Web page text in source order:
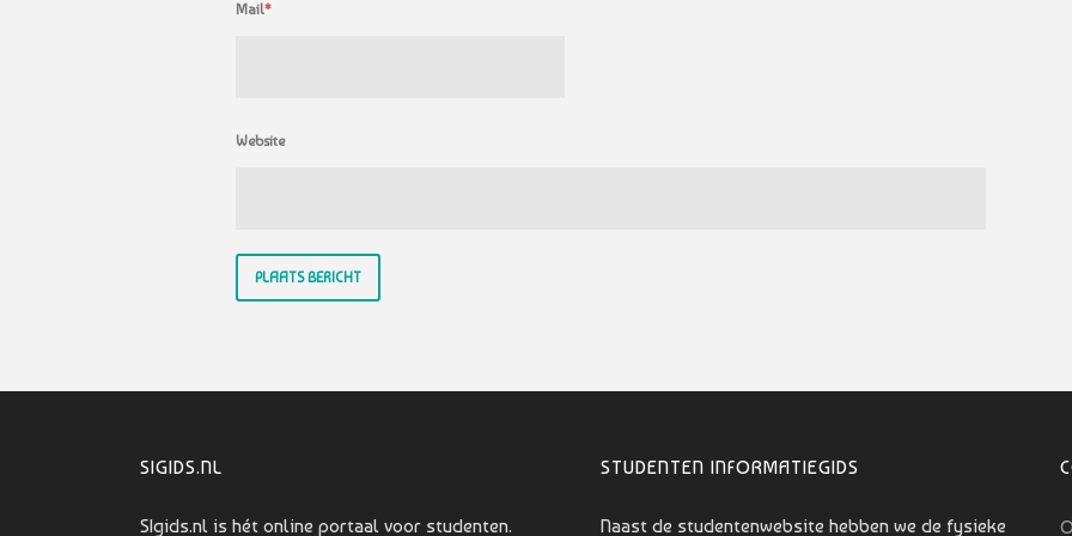
Mail*
Website
SIGIDS.NL
SIgids.nl is hét online portaal voor studenten.
STUDENTEN INFORMATIEGIDS
Naast de studentenwebsite hebben we de fysieke